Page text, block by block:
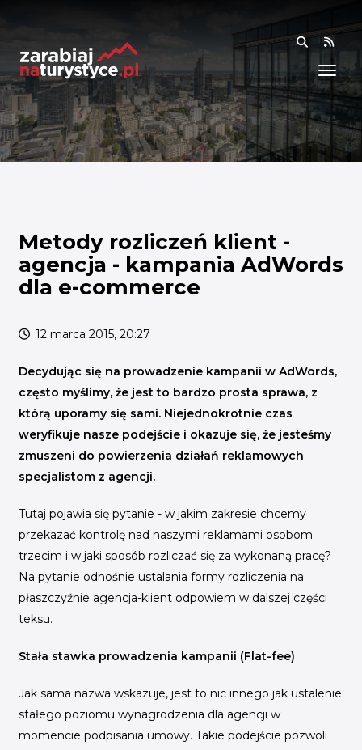
RSS
WIEDZA
ANALIZY I RAPORTY
BADANIA I DANE
AKADEMIA
FINANSE I WSPARCIE
INICJATYWY BRANŻOWE
WYDARZENIA
KONFERENCJE I EVENTY
KONKURSY I NABORY
HISTORIA SUKCESU
CASE STUDIES
KAMPANIA Z WYNIKAMI
Metody rozliczeń klient -
agencja - kampania AdWords
dla e-commerce
12 marca 2015, 20:27
Decydując się na prowadzenie kampanii w AdWords,
często myślimy, że jest to bardzo prosta sprawa, z
którą uporamy się sami. Niejednokrotnie czas
weryfikuje nasze podejście i okazuje się, że jesteśmy
zmuszeni do powierzenia działań reklamowych
specjalistom z agencji.
Tutaj pojawia się pytanie - w jakim zakresie chcemy
przekazać kontrolę nad naszymi reklamami osobom
trzecim i w jaki sposób rozliczać się za wykonaną pracę?
Na pytanie odnośnie ustalania formy rozliczenia na
płaszczyźnie agencja-klient odpowiem w dalszej części
teksu.
Stała stawka prowadzenia kampanii (Flat-fee)
Jak sama nazwa wskazuje, jest to nic innego jak ustalenie
stałego poziomu wynagrodzenia dla agencji w
momencie podpisania umowy. Takie podejście pozwoli